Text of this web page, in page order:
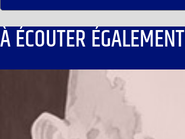
À ÉCOUTER ÉGALEMENT